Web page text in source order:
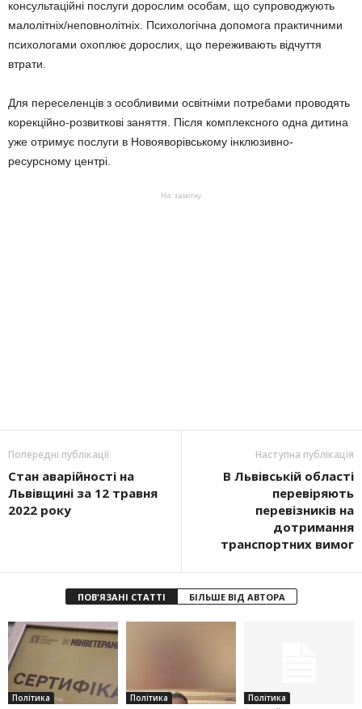
консультаційні послуги дорослим особам, що супроводжують
малолітніх/неповнолітніх. Психологічна допомога практичними
психологами охоплює дорослих, що переживають відчуття
втрати.
Для переселенців з особливими освітніми потребами проводять
корекційно-розвиткові заняття. Після комплексного одна дитина
уже отримує послуги в Новояворівському інклюзивно-
ресурсному центрі.
На замітку
Попередні публікації
Стан аварійності на
Львівщині за 12 травня
2022 року
Наступна публікація
В Львівській області
перевіряють
перевізників на
дотримання
транспортних вимог
ПОВ'ЯЗАНІ СТАТТІ БІЛЬШЕ ВІД АВТОРА
Політика Політика Політика